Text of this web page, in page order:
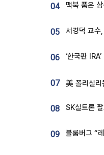
04
05
06
07
08
09